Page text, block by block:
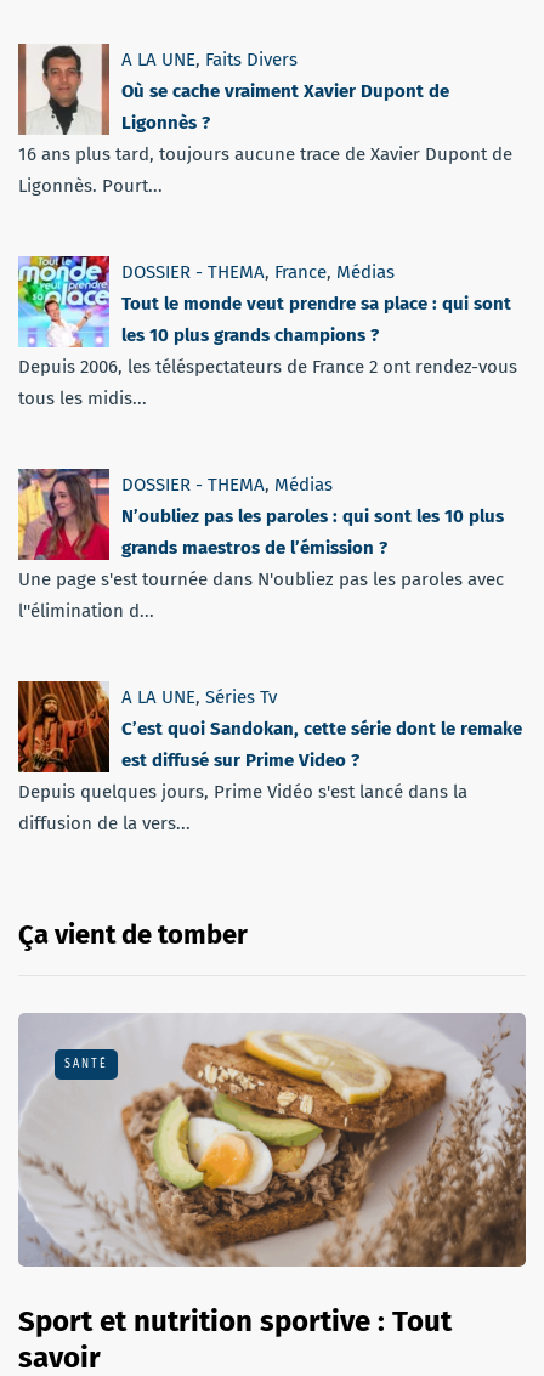
A LA UNE, Faits Divers
Où se cache vraiment Xavier Dupont de
Ligonnès ?
16 ans plus tard, toujours aucune trace de Xavier Dupont de
Ligonnès. Pourt...
DOSSIER - THEMA, France, Médias
Tout le monde veut prendre sa place : qui sont
les 10 plus grands champions ?
Depuis 2006, les téléspectateurs de France 2 ont rendez-vous
tous les midis...
DOSSIER - THEMA, Médias
N’oubliez pas les paroles : qui sont les 10 plus
grands maestros de l’émission ?
Une page s'est tournée dans N'oubliez pas les paroles avec
l''élimination d...
A LA UNE, Séries Tv
C’est quoi Sandokan, cette série dont le remake
est diffusé sur Prime Video ?
Depuis quelques jours, Prime Vidéo s'est lancé dans la
diffusion de la vers...
Ça vient de tomber
SANTÉ
Sport et nutrition sportive : Tout
savoir